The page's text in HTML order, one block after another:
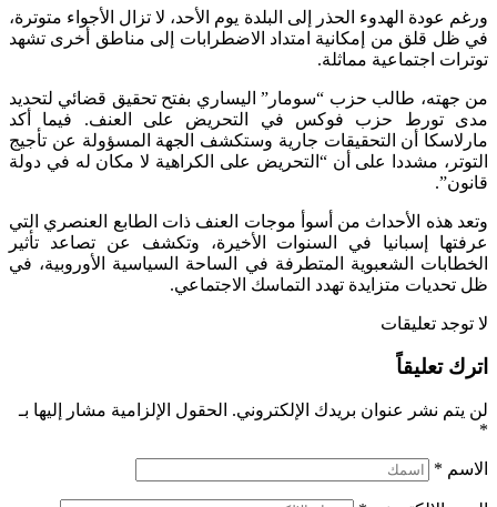
ورغم عودة الهدوء الحذر إلى البلدة يوم الأحد، لا تزال الأجواء متوترة،
في ظل قلق من إمكانية امتداد الاضطرابات إلى مناطق أخرى تشهد
توترات اجتماعية مماثلة.
من جهته، طالب حزب “سومار” اليساري بفتح تحقيق قضائي لتحديد
مدى تورط حزب فوكس في التحريض على العنف. فيما أكد
مارلاسكا أن التحقيقات جارية وستكشف الجهة المسؤولة عن تأجيج
التوتر، مشددا على أن “التحريض على الكراهية لا مكان له في دولة
قانون”.
وتعد هذه الأحداث من أسوأ موجات العنف ذات الطابع العنصري التي
عرفتها إسبانيا في السنوات الأخيرة، وتكشف عن تصاعد تأثير
الخطابات الشعبوية المتطرفة في الساحة السياسية الأوروبية، في
ظل تحديات متزايدة تهدد التماسك الاجتماعي.
لا توجد تعليقات
اترك تعليقاً
لن يتم نشر عنوان بريدك الإلكتروني. الحقول الإلزامية مشار إليها بـ
*
الاسم *